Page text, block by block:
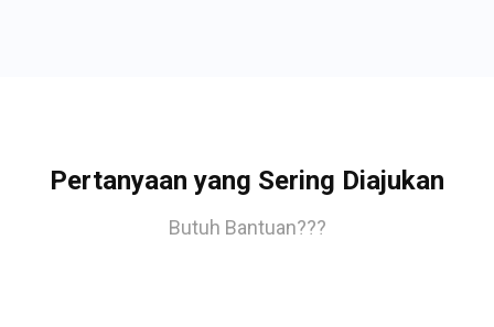
Pertanyaan yang Sering Diajukan
Butuh Bantuan???